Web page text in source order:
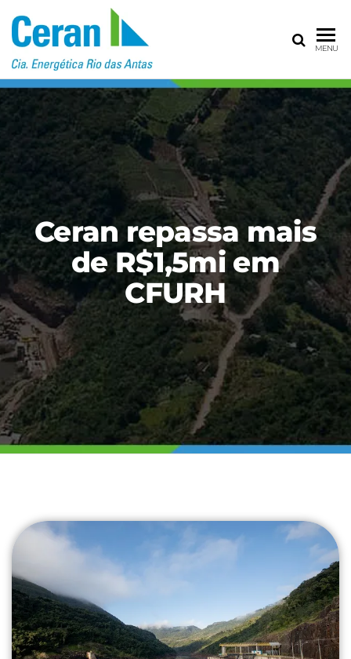
CERAN – CIA
ENERGÉTICA
RIO DAS
ANTAS
MENU
Ceran repassa mais
de R$1,5mi em
CFURH